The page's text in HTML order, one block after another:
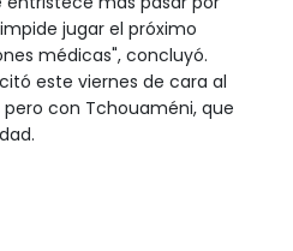
jugar el próximo
médicas", concluyó.
este viernes de cara al
con Tchouaméni, que